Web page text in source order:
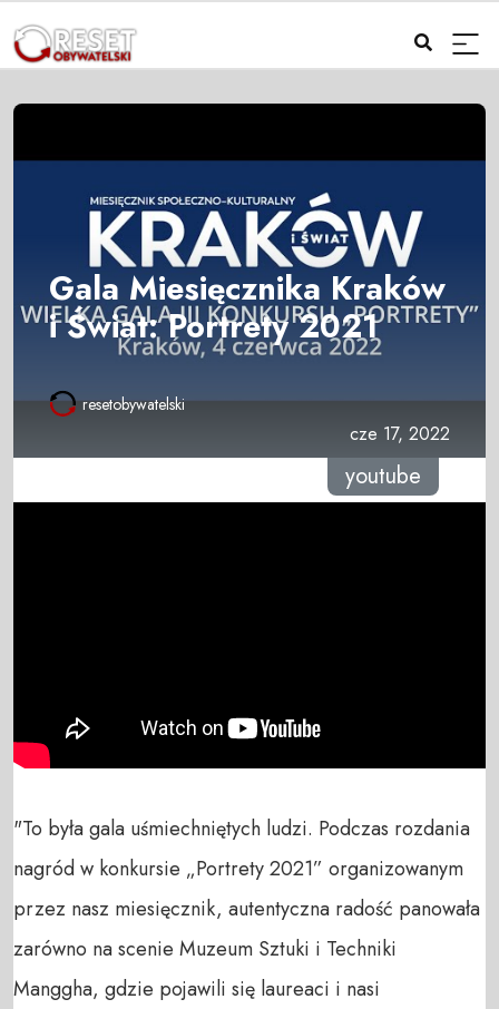
Gala Miesięcznika Kraków
i Świat: Portrety 2021
resetobywatelski
cze 17, 2022
youtube
"To była gala uśmiechniętych ludzi. Podczas rozdania
nagród w konkursie „Portrety 2021” organizowanym
przez nasz miesięcznik, autentyczna radość panowała
zarówno na scenie Muzeum Sztuki i Techniki
Manggha, gdzie pojawili się laureaci i nasi